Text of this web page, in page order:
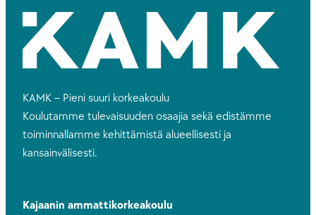
KAMK – Pieni suuri korkeakoulu
Koulutamme tulevaisuuden osaajia sekä edistämme
toiminnallamme kehittämistä alueellisesti ja
kansainvälisesti.
Kajaanin ammattikorkeakoulu